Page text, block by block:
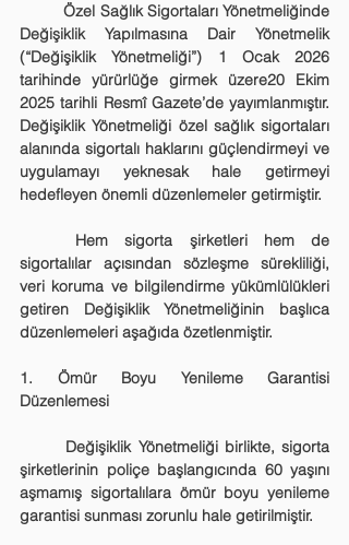
	Özel Sağlık Sigortaları Yönetmeliğinde
Değişiklik Yapılmasına Dair Yönetmelik
(“Değişiklik Yönetmeliği”) 1 Ocak 2026
tarihinde yürürlüğe girmek üzere20 Ekim
2025 tarihli Resmî Gazete’de yayımlanmıştır.
Değişiklik Yönetmeliği özel sağlık sigortaları
alanında sigortalı haklarını güçlendirmeyi ve
uygulamayı yeknesak hale getirmeyi
hedefleyen önemli düzenlemeler getirmiştir.
sigortalılar açısından sözleşme sürekliliği,
veri koruma ve bilgilendirme yükümlülükleri
getiren Değişiklik Yönetmeliğinin başlıca
düzenlemeleri aşağıda özetlenmiştir.
1. Ömür Boyu Yenileme Garantisi
Düzenlemesi
şirketlerinin poliçe başlangıcında 60 yaşını
aşmamış sigortalılara ömür boyu yenileme
garantisi sunması zorunlu hale getirilmiştir.